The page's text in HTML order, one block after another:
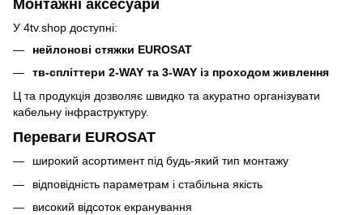
Монтажні аксесуари
У 4tv.shop доступні:
нейлонові стяжки EUROSAT
тв-спліттери 2-WAY та 3-WAY із проходом живлення
Ц та продукція дозволяє швидко та акуратно організувати
кабельну інфраструктуру.
Переваги EUROSAT
широкий асортимент під будь-який тип монтажу
відповідність параметрам і стабільна якість
високий відсоток екранування